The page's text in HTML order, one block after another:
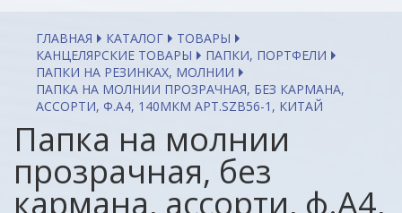
ГЛАВНАЯ КАТАЛОГ
ТОВАРЫ
КАНЦЕЛЯРСКИЕ ТОВАРЫ
ПАПКИ, ПОРТФЕЛИ
ПАПКИ НА РЕЗИНКАХ, МОЛНИИ
ПАПКА НА МОЛНИИ ПРОЗРАЧНАЯ, БЕЗ КАРМАНА,
АССОРТИ, Ф.A4, 140МКМ АРТ.SZB56-1, КИТАЙ
Папка на молнии
прозрачная, без
кармана, ассорти, ф.A4,